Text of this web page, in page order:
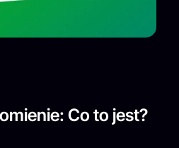
Co to jest?